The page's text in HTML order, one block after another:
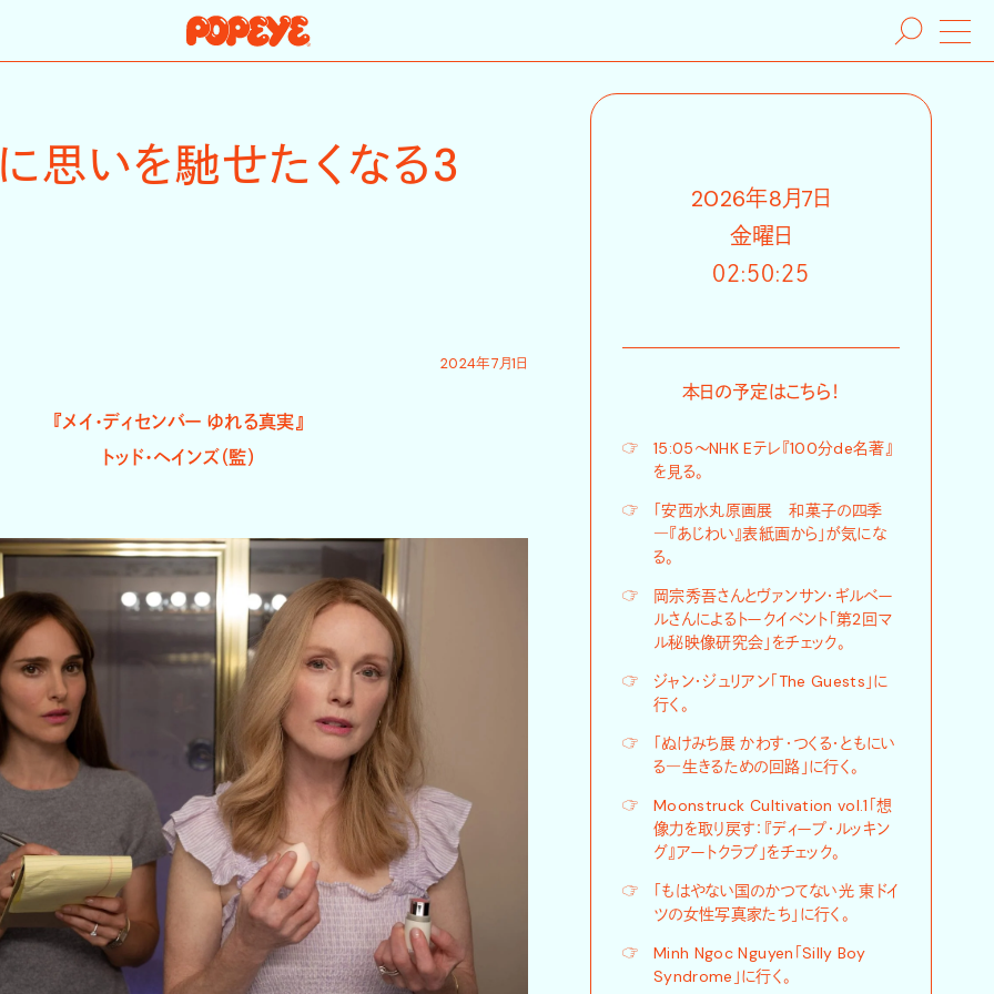
思いを馳せたくなる3
2024年7月1日
『メイ・ディセンバー ゆれる真実』
トッド・ヘインズ（監）
2026年8月7日
金曜日
０２:５０:２６
本日の予定はこちら！
☞
15:05〜NHK Eテレ『100分de名著』
を見る。
☞
「安西水丸原画展 和菓子の四季
―『あじわい』表紙画から」が気にな
る。
☞
岡宗秀吾さんとヴァンサン・ギルベー
ルさんによるトークイベント「第2回マ
ル秘映像研究会」をチェック。
☞
ジャン・ジュリアン「The Guests」に
行く。
☞
「ぬけみち展 かわす・つくる・ともにい
る―生きるための回路」に行く。
☞
Moonstruck Cultivation vol.1「想
像力を取り戻す：『ディープ・ルッキン
グ』アートクラブ」をチェック。
☞
「もはやない国のかつてない光 東ドイ
ツの女性写真家たち」に行く。
☞
Minh Ngoc Nguyen「Silly Boy
Syndrome」に行く。